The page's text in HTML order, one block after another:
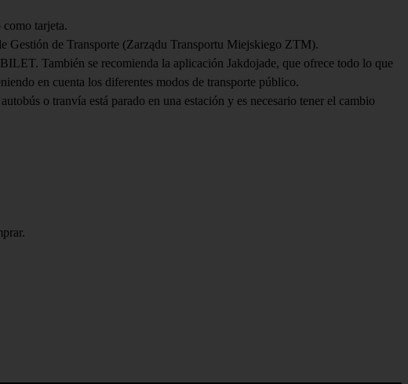
como tarjeta.
Gestión de Transporte (Zarządu Transportu Miejskiego ZTM).
También se recomienda la aplicación Jakdojade, que ofrece todo lo que
en cuenta los diferentes modos de transporte público.
o tranvía está parado en una estación y es necesario tener el cambio